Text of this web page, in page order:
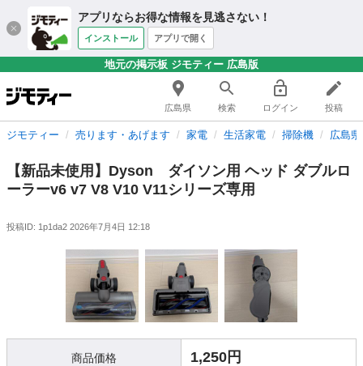
アプリならお得な情報を見逃さない！
インストール アプリで開く
地元の掲示板 ジモティー 広島版
広島県 検索 ログイン 投稿
ジモティー 売ります・あげます 家電 生活家電 掃除機 広島
【新品未使用】Dyson ダイソン用 ヘッド ダブルロ
ーラーv6 v7 V8 V10 V11シリーズ専用
投稿ID: 1p1da2 2026年7月4日 12:18
商品価格 1,250円